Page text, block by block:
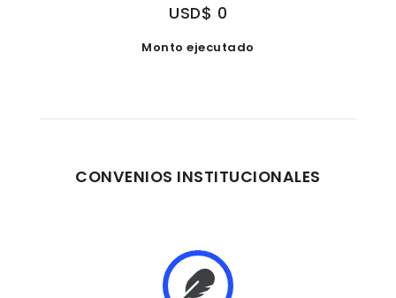
USD$ 0
Monto ejecutado
CONVENIOS INSTITUCIONALES